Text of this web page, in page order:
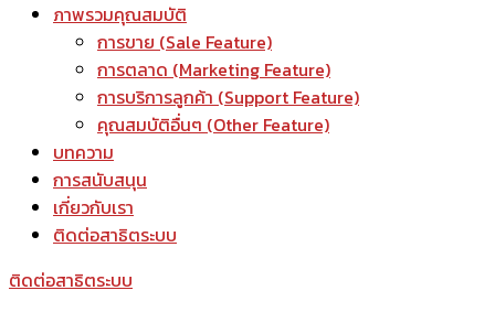
ภาพรวมคุณสมบัติ
การขาย (Sale Feature)
การตลาด (Marketing Feature)
การบริการลูกค้า (Support Feature)
คุณสมบัติอื่นๆ (Other Feature)
บทความ
การสนับสนุน
เกี่ยวกับเรา
ติดต่อสาธิตระบบ
ติดต่อสาธิตระบบ